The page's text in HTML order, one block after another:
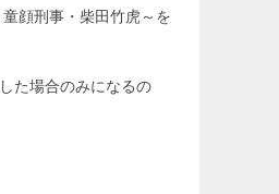
顔刑事・柴田竹虎～を
た場合のみになるの